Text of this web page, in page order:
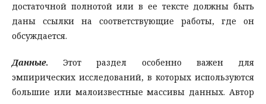
достаточной полнотой или в ее тексте должны быть
даны ссылки на соответствующие работы, где он
обсуждается.
Данные. Этот раздел особенно важен для
эмпирических исследований, в которых используются
большие или малоизвестные массивы данных. Автор